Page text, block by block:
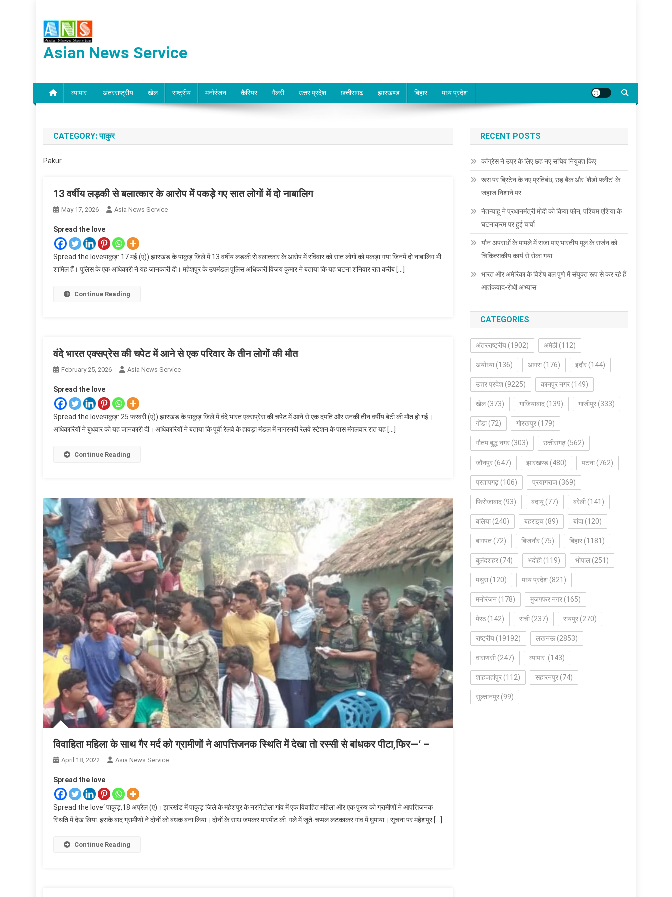
content
Asian News Service
व्यापार अंतरराष्ट्रीय खेल राष्ट्रीय मनोरंजन कैरियर गैलरी उत्तर प्रदेश छत्तीसगढ़ झारखण्ड बिहार मध्य प्रदेश
CATEGORY:पाकुर
Pakur
13 वर्षीय लड़की से बलात्कार के आरोप में पकड़े गए सात लोगों में दो नाबालिग
May 17, 2026 Asia News Service
Spread the love
Spread the loveपाकुड़: 17 मई (ए)) झारखंड के पाकुड़ जिले में 13 वर्षीय लड़की से बलात्कार के आरोप में रविवार को सात लोगों को पकड़ा गया जिनमें दो नाबालिग भी
शामिल हैं। पुलिस के एक अधिकारी ने यह जानकारी दी। महेशपुर के उपमंडल पुलिस अधिकारी विजय कुमार ने बताया कि यह घटना शनिवार रात करीब […]
Continue Reading
वंदे भारत एक्सप्रेस की चपेट में आने से एक परिवार के तीन लोगों की मौत
February 25, 2026 Asia News Service
Spread the love
Spread the loveपाकुड़: 25 फरवरी (ए)) झारखंड के पाकुड़ जिले में वंदे भारत एक्सप्रेस की चपेट में आने से एक दंपति और उनकी तीन वर्षीय बेटी की मौत हो गई।
अधिकारियों ने बुधवार को यह जानकारी दी। अधिकारियों ने बताया कि पूर्वी रेलवे के हावड़ा मंडल में नागरनबी रेलवे स्टेशन के पास मंगलवार रात यह […]
Continue Reading
विवाहिता महिला के साथ गैर मर्द को ग्रामीणों ने आपत्तिजनक स्थिति में देखा तो रस्सी से बांधकर पीटा,फिर—‘ –
April 18, 2022 Asia News Service
Spread the love
Spread the love‘ पाकुड़,18 अप्रैल (ए)। झारखंड में पाकुड़ जिले के महेशपुर के नरगिटोला गांव में एक विवाहित महिला और एक पुरुष को ग्रामीणों ने आपत्तिजनक
स्थिति में देख लिया. इसके बाद ग्रामीणों ने दोनों को बंधक बना लिया। दोनों के साथ जमकर मारपीट की. गले में जूते-चप्पल लटकाकर गांव में घुमाया। सूचना पर महेशपुर […]
Continue Reading
RECENT POSTS
कांग्रेस ने उप्र के लिए छह नए सचिव नियुक्त किए
रूस पर ब्रिटेन के नए प्रतिबंध, छह बैंक और ‘शैडो फ्लीट’ के
जहाज निशाने पर
नेतन्याहू ने प्रधानमंत्री मोदी को किया फोन, पश्चिम एशिया के
घटनाक्रम पर हुई चर्चा
यौन अपराधों के मामले में सजा पाए भारतीय मूल के सर्जन को
चिकित्सकीय कार्य से रोका गया
भारत और अमेरिका के विशेष बल पुणे में संयुक्त रूप से कर रहे हैं
आतंकवाद-रोधी अभ्यास
CATEGORIES
अंतरराष्ट्रीय (1902) अमेठी (112)
अयोध्या (136) आगरा (176) इंदौर (144)
उत्तर प्रदेश (9225) कानपुर नगर (149)
खेल (373) गाजियाबाद (139) गाजीपुर (333)
गोंडा (72) गोरखपुर (179)
गौतम बुद्ध नगर (303) छत्तीसगढ़ (562)
जौनपुर (647) झारखण्ड (480) पटना (762)
प्रतापगढ़ (106) प्रयागराज (369)
फिरोजाबाद (93) बदायूं (77) बरेली (141)
बलिया (240) बहराइच (89) बांदा (120)
बागपत (72) बिजनौर (75) बिहार (1181)
बुलंदशहर (74) भदोही (119) भोपाल (251)
मथुरा (120) मध्य प्रदेश (821)
मनोरंजन (178) मुजफ्फर नगर (165)
मेरठ(142) रांची (237) रायपुर (270)
राष्ट्रीय (19192) लखनऊ(2853)
वाराणसी (247) व्यापार (143)
शाहजहांपुर (112) सहारनपुर (74)
सुल्तानपुर (99)